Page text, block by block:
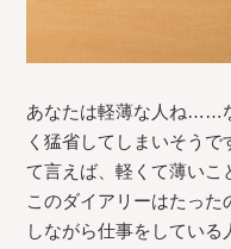
あなたは軽薄な人ね……
く猛省してしまいそう
て言えば、軽くて薄いこ
このダイアリーはたった
しながら仕事をしてい